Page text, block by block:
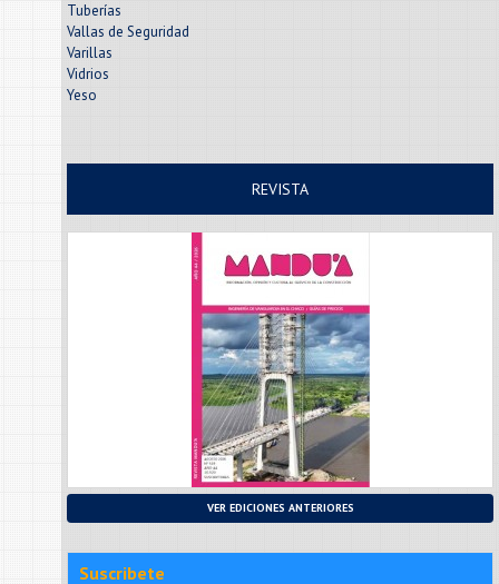
Tuberías
Vallas de Seguridad
Varillas
Vidrios
Yeso
REVISTA
VER EDICIONES ANTERIORES
Suscribete